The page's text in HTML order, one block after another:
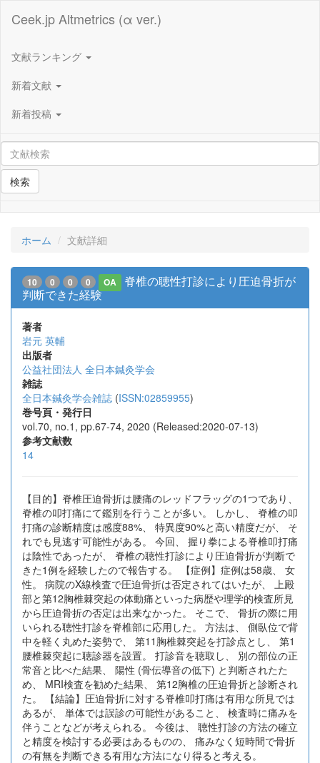
Ceek.jp Altmetrics (α ver.)
文献ランキング
新着文献
新着投稿
検索
ホーム 文献詳細
10 0 0 0 OA
脊椎の聴性打診により圧迫骨折が
判断できた経験
著者
岩元 英輔
出版者
公益社団法人 全日本鍼灸学会
雑誌
全日本鍼灸学会雑誌 (ISSN:02859955)
巻号頁・発行日
vol.70, no.1, pp.67-74, 2020 (Released:2020-07-13)
参考文献数
14
【目的】脊椎圧迫骨折は腰痛のレッドフラッグの1つであり、
脊椎の叩打痛にて鑑別を行うことが多い。 しかし、 脊椎の叩
打痛の診断精度は感度88%、 特異度90%と高い精度だが、 そ
れでも見逃す可能性がある。 今回、 握り拳による脊椎叩打痛
は陰性であったが、 脊椎の聴性打診により圧迫骨折が判断で
きた1例を経験したので報告する。 【症例】症例は58歳、 女
性。 病院のX線検査で圧迫骨折は否定されてはいたが、 上殿
部と第12胸椎棘突起の体動痛といった病歴や理学的検査所見
から圧迫骨折の否定は出来なかった。 そこで、 骨折の際に用
いられる聴性打診を脊椎部に応用した。 方法は、 側臥位で背
中を軽く丸めた姿勢で、 第11胸椎棘突起を打診点とし、 第1
腰椎棘突起に聴診器を設置。 打診音を聴取し、 別の部位の正
常音と比べた結果、 陽性 (骨伝導音の低下) と判断されたた
め、 MRI検査を勧めた結果、 第12胸椎の圧迫骨折と診断され
た。 【結論】圧迫骨折に対する脊椎叩打痛は有用な所見では
あるが、 単体では誤診の可能性があること、 検査時に痛みを
伴うことなどが考えられる。 今後は、 聴性打診の方法の確立
と精度を検討する必要はあるものの、 痛みなく短時間で骨折
の有無を判断できる有用な方法になり得ると考える。